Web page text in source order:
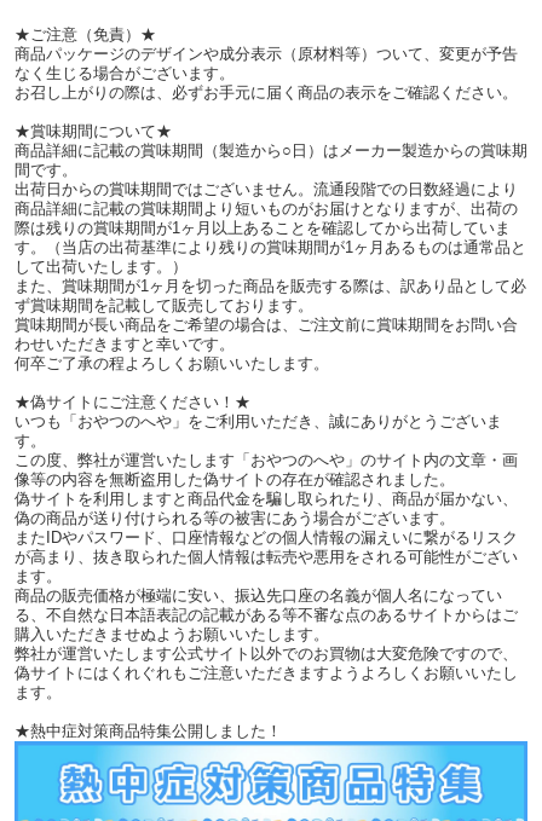
★ご注意（免責）★
商品パッケージのデザインや成分表示（原材料等）ついて、変更が予告
なく生じる場合がございます。
お召し上がりの際は、必ずお手元に届く商品の表示をご確認ください。
★賞味期間について★
商品詳細に記載の賞味期間（製造から○日）はメーカー製造からの賞味期
間です。
出荷日からの賞味期間ではございません。流通段階での日数経過により
商品詳細に記載の賞味期間より短いものがお届けとなりますが、出荷の
際は残りの賞味期間が1ヶ月以上あることを確認してから出荷していま
す。（当店の出荷基準により残りの賞味期間が1ヶ月あるものは通常品と
して出荷いたします。）
また、賞味期間が1ヶ月を切った商品を販売する際は、訳あり品として必
ず賞味期間を記載して販売しております。
賞味期間が長い商品をご希望の場合は、ご注文前に賞味期間をお問い合
わせいただきますと幸いです。
何卒ご了承の程よろしくお願いいたします。
★偽サイトにご注意ください！★
いつも「おやつのへや」をご利用いただき、誠にありがとうございま
す。
この度、弊社が運営いたします「おやつのへや」のサイト内の文章・画
像等の内容を無断盗用した偽サイトの存在が確認されました。
偽サイトを利用しますと商品代金を騙し取られたり、商品が届かない、
偽の商品が送り付けられる等の被害にあう場合がございます。
またIDやパスワード、口座情報などの個人情報の漏えいに繋がるリスク
が高まり、抜き取られた個人情報は転売や悪用をされる可能性がござい
ます。
商品の販売価格が極端に安い、振込先口座の名義が個人名になってい
る、不自然な日本語表記の記載がある等不審な点のあるサイトからはご
購入いただきませぬようお願いいたします。
弊社が運営いたします公式サイト以外でのお買物は大変危険ですので、
偽サイトにはくれぐれもご注意いただきますようよろしくお願いいたし
ます。
★熱中症対策商品特集公開しました！